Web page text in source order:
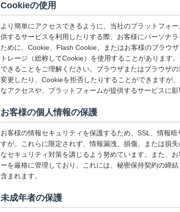
Cookieの使用
より簡単にアクセスできるように、当社のプラットフォ
供するサービスを利用したりする際、お客様にパーソナ
ために、Cookie、Flash Cookie、またはお客様のブラウ
トレージ（総称してCookie）を使用することがあります
できることをご理解ください。ブラウザまたはブラウザ
変更したり、Cookieを拒否したりすることができますが
なアクセスや、プラットフォームが提供するサービスに影
お客様の個人情報の保護
お客様の情報セキュリティを保護するため、SSL、情報
すが、これらに限定されず、情報漏洩、損傷、または損
なセキュリティ対策を講じるよう努めています。また、
ーを厳格に管理しており、これには、秘密保持契約の締
含まれます。
未成年者の保護